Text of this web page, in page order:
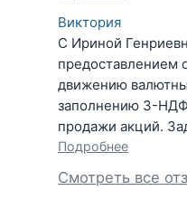
Виктория
С Ириной
предоставлением
движению
заполнению 3-
продажи акций.
Подробнее
Смотреть все